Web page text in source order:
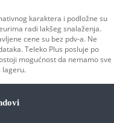
karaktera i podložne su
radi lakšeg snalaženja.
cene su bez pdv-a. Ne
Teleko Plus posluje po
mogućnost da nemamo sve
lageru.